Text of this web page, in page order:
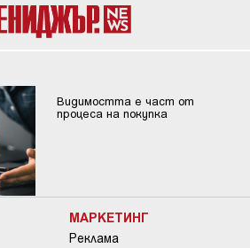
Видимостта е част от
процеса на покупка
МАРКЕТИНГ
Реклама